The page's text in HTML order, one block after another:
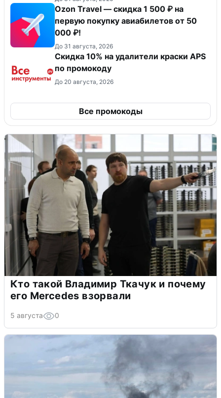
Ozon Travel — скидка 1 500 ₽ на
первую покупку авиабилетов от 50
000 ₽!
До 31 августа, 2026
Скидка 10% на удалители краски APS
по промокоду
До 20 августа, 2026
Все промокоды
Кто такой Владимир Ткачук и почему
его Mercedes взорвали
5 августа 0